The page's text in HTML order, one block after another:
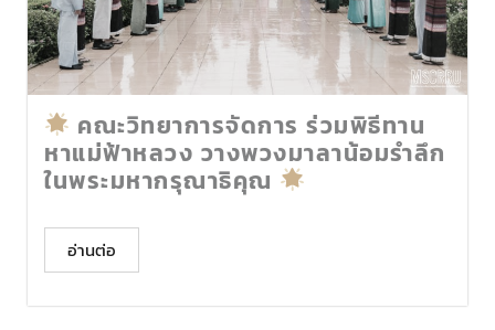
คณะวิทยาการจัดการ ร่วมพิธีทาน
หาแม่ฟ้าหลวง วางพวงมาลาน้อมรำลึก
ในพระมหากรุณาธิคุณ
อ่านต่อ